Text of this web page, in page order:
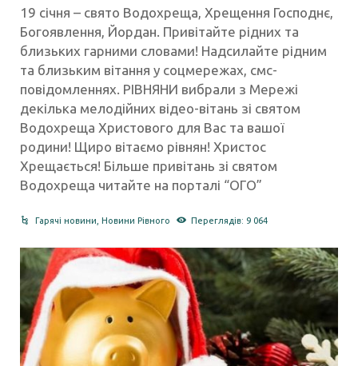
19 січня – свято Водохреща, Хрещення Господнє,
Богоявлення, Йордан. Привітайте рідних та
близьких гарними словами! Надсилайте рідним
та близьким вітання у соцмережах, смс-
повідомленнях. РІВНЯНИ вибрали з Мережі
декілька мелодійних відео-вітань зі святом
Водохреща Христового для Вас та вашої
родини! Щиро вітаємо рівнян! Христос
Хрещається! Більше привітань зі святом
Водохреща читайте на порталі “ОГО”
Гарячі новини ,Новини Рівного Переглядів: 9 064